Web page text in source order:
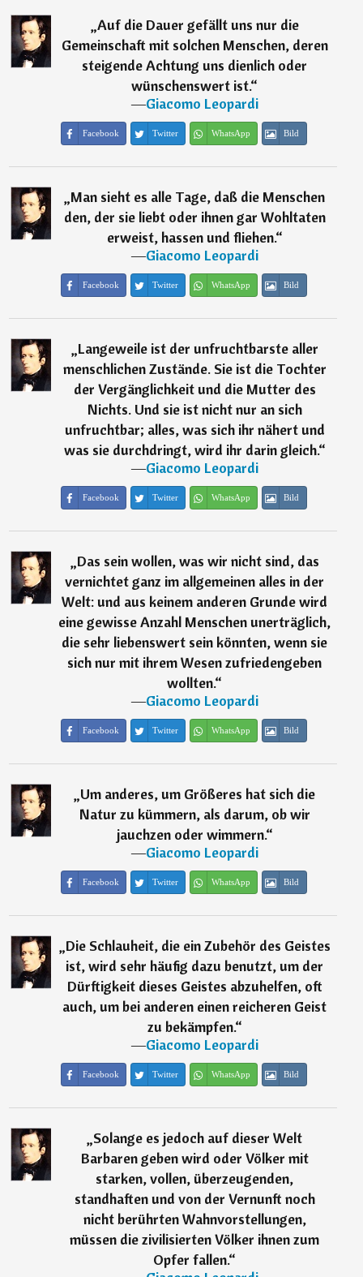
„Auf die Dauer gefällt uns nur die
Gemeinschaft mit solchen Menschen, deren
steigende Achtung uns dienlich oder
wünschenswert ist.“
―Giacomo Leopardi
Facebook Twitter WhatsApp Bild
„Man sieht es alle Tage, daß die Menschen
den, der sie liebt oder ihnen gar Wohltaten
erweist, hassen und fliehen.“
―Giacomo Leopardi
Facebook Twitter WhatsApp Bild
„Langeweile ist der unfruchtbarste aller
menschlichen Zustände. Sie ist die Tochter
der Vergänglichkeit und die Mutter des
Nichts. Und sie ist nicht nur an sich
unfruchtbar; alles, was sich ihr nähert und
was sie durchdringt, wird ihr darin gleich.“
―Giacomo Leopardi
Facebook Twitter WhatsApp Bild
„Das sein wollen, was wir nicht sind, das
vernichtet ganz im allgemeinen alles in der
Welt: und aus keinem anderen Grunde wird
eine gewisse Anzahl Menschen unerträglich,
die sehr liebenswert sein könnten, wenn sie
sich nur mit ihrem Wesen zufriedengeben
wollten.“
―Giacomo Leopardi
Facebook Twitter WhatsApp Bild
„Um anderes, um Größeres hat sich die
Natur zu kümmern, als darum, ob wir
jauchzen oder wimmern.“
―Giacomo Leopardi
Facebook Twitter WhatsApp Bild
„Die Schlauheit, die ein Zubehör des Geistes
ist, wird sehr häufig dazu benutzt, um der
Dürftigkeit dieses Geistes abzuhelfen, oft
auch, um bei anderen einen reicheren Geist
zu bekämpfen.“
―Giacomo Leopardi
Facebook Twitter WhatsApp Bild
„Solange es jedoch auf dieser Welt
Barbaren geben wird oder Völker mit
starken, vollen, überzeugenden,
standhaften und von der Vernunft noch
nicht berührten Wahnvorstellungen,
müssen die zivilisierten Völker ihnen zum
Opfer fallen.“